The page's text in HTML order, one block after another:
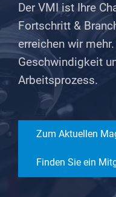
Der VMI ist Ihre
Fortschritt &
erreichen wir
Geschwindigkeit
Arbeitsprozess.
Zum Aktuellen
Finden Sie ein